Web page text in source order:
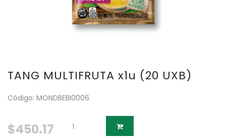
TANG MULTIFRUTA x1u (20 UXB)
Código: MONDBEBI0006
$450.17